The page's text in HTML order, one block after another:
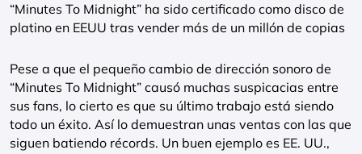
“Minutes To Midnight” ha sido certificado como disco de
platino en EEUU tras vender más de un millón de copias
Pese a que el pequeño cambio de dirección sonoro de
“Minutes To Midnight” causó muchas suspicacias entre
sus fans, lo cierto es que su último trabajo está siendo
todo un éxito. Así lo demuestran unas ventas con las que
siguen batiendo récords. Un buen ejemplo es EE. UU.,